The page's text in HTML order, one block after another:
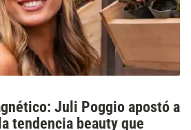
Juli Poggio apostó a
tendencia beauty que